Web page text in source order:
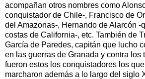
acompañan otros nombres como
conquistador de Chile-, Francisco de
del Amazonas-, Hernando de Alarcón -
costas de California-, etc. También de
García de Paredes, capitán que lucho
en las guerras de Granada y contra los
fueron estos los conquistadores los
marcharon además a lo largo del siglo